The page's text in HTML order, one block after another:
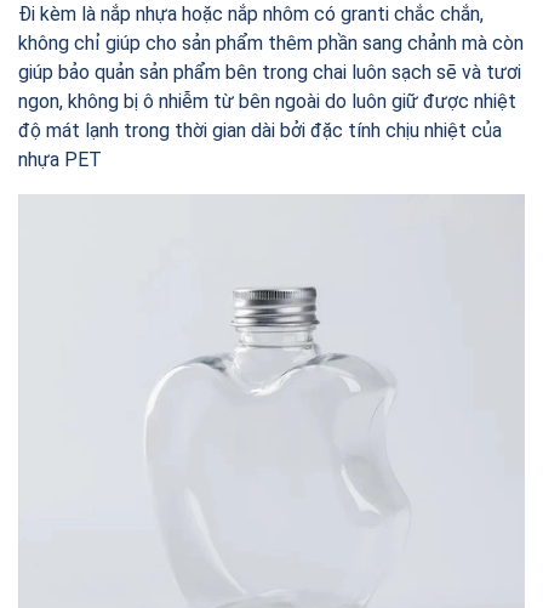
Đi kèm là nắp nhựa hoặc nắp nhôm có granti chắc chắn,
không chỉ giúp cho sản phẩm thêm phần sang chảnh mà còn
giúp bảo quản sản phẩm bên trong chai luôn sạch sẽ và tươi
ngon, không bị ô nhiễm từ bên ngoài do luôn giữ được nhiệt
độ mát lạnh trong thời gian dài bởi đặc tính chịu nhiệt của
nhựa PET